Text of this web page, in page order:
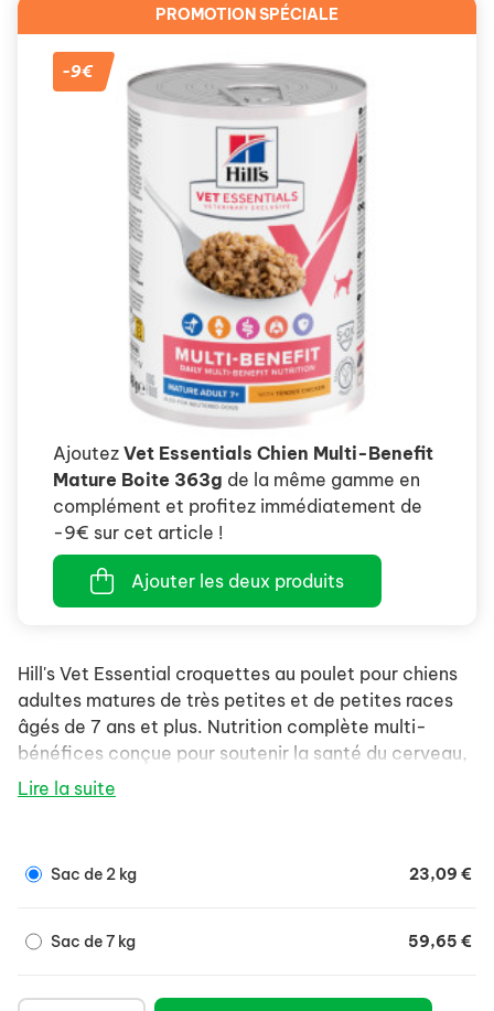
PROMOTION SPÉCIALE
-9€
Ajoutez Vet Essentials Chien Multi-Benefit
Mature Boite 363g de la même gamme en
complément et profitez immédiatement de
-9€ sur cet article !
Ajouter les deux produits
Hill's Vet Essential croquettes au poulet pour chiens
adultes matures de très petites et de petites races
âgés de 7 ans et plus. Nutrition complète multi-
bénéfices conçue pour soutenir la santé du cerveau,
la vitalité et fournir de l'énergie avec une formule
Lire la suite
Sac de 2 kg 23,09 €
Sac de 7 kg 59,65 €